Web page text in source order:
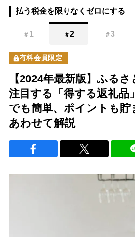
払う税金を限りなくゼロにする
＃ 1 ＃2 ＃3
有料会員限定
【2024年最新版】ふる
注目する「得する返礼
でも簡単、ポイントも貯
あわせて解説